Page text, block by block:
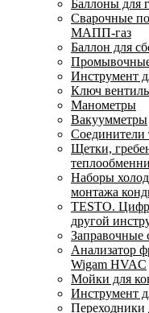
Баллоны для
Сварочные
МАПП-газ
Баллон для
Инструмент
Ключ
Манометры
Вакуумметры
Соединители
Щетки,
Наборы
монтажа
TESTO.
другой
Заправочные
Анализатор
Wigam HVAC
Мойки для
Инструмент
Переходники